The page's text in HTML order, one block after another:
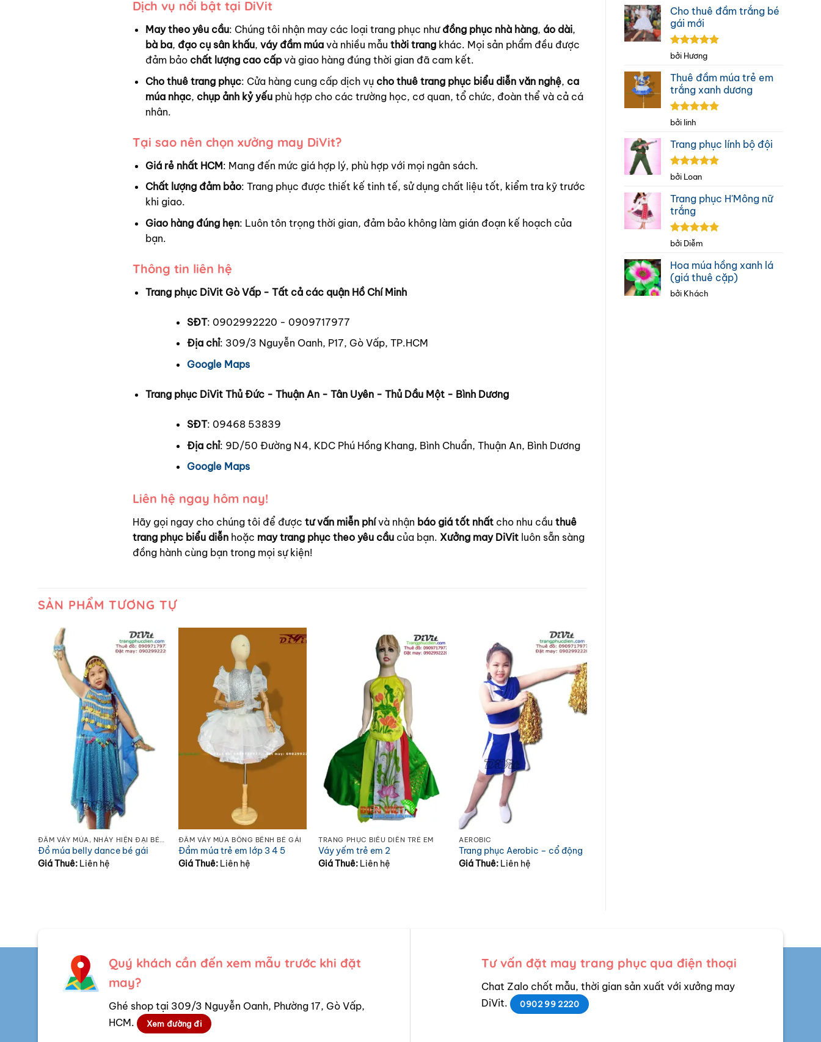
sao
Cho thuê đầm trắng bé
gái mới
Được xếp
5
sao
bởi Hương
Thuê đầm múa trẻ em
trắng xanh dương
Được xếp
sao
bởi linh
Trang phục lính bộ đội
Được xếp
sao
bởi Loan
Trang phục H'Mông nữ
trắng
Được xếp
sao
bởi Diễm
Hoa múa hồng xanh lá
(giá thuê cặp)
bởi Khách
Dịch vụ nổi bật tại DiVit
May theo yêu cầu: Chúng tôi nhận may các loại trang phục như đồng phục nhà hàng, áo dài,
bà ba, đạo cụ sân khấu, váy đầm múavà nhiều mẫu thời trangkhác. Mọi sản phẩm đều được
đảm bảo chất lượng cao cấpvà giao hàng đúng thời gian đã cam kết.
Cho thuê trang phục: Cửa hàng cung cấp dịch vụ cho thuê trang phục biểu diễn văn nghệ, ca
múa nhạc, chụp ảnh kỷ yếuphù hợp cho các trường học, cơ quan, tổ chức, đoàn thể và cả cá
nhân.
Tại sao nên chọn xưởng may DiVit?
Giá rẻ nhất HCM: Mang đến mức giá hợp lý, phù hợp với mọi ngân sách.
Chất lượng đảm bảo: Trang phục được thiết kế tinh tế, sử dụng chất liệu tốt, kiểm tra kỹ trước
khi giao.
Giao hàng đúng hẹn: Luôn tôn trọng thời gian, đảm bảo không làm gián đoạn kế hoạch của
bạn.
Thông tin liên hệ
Trang phục DiVit Gò Vấp - Tất cả các quận Hồ Chí Minh
SĐT: 0902992220 - 0909717977
Địa chỉ: 309/3 Nguyễn Oanh, P17, Gò Vấp, TP.HCM
Google Maps
Trang phục DiVit Thủ Đức - Thuận An - Tân Uyên - Thủ Dầu Một - Bình Dương
SĐT: 09468 53839
Địa chỉ: 9D/50 Đường N4, KDC Phú Hồng Khang, Bình Chuẩn, Thuận An, Bình Dương
Google Maps
Liên hệ ngay hôm nay!
Hãy gọi ngay cho chúng tôi để được tư vấn miễn phívà nhận báo giá tốt nhấtcho nhu cầu thuê
trang phục biểu diễnhoặc may trang phục theo yêu cầucủa bạn. Xưởng may DiVitluôn sẵn sàng
đồng hành cùng bạn trong mọi sự kiện!
SẢN PHẨM TƯƠNG TỰ
ĐẦM VÁY MÚA, NHẢY HIỆN ĐẠI BÉ TRAI - GÁI
Đồ múa belly dance bé gái
Giá Thuê: Liên hệ
ĐẦM VÁY MÚA BỒNG BỀNH BÉ GÁI
Đầm múa trẻ em lớp 3 4 5
Giá Thuê: Liên hệ
TRANG PHỤC BIỂU DIỄN TRẺ EM
Váy yếm trẻ em 2
Giá Thuê: Liên hệ
AEROBIC
Trang phục Aerobic – cổ động
Giá Thuê: Liên hệ
Quý khách cần đến xem mẫu trước khi đặt
may?
Ghé shop tại 309/3 Nguyễn Oanh, Phường 17, Gò Vấp,
HCM.
Xem đường đi
Tư vấn đặt may trang phục qua điện thoại
Chat Zalo chốt mẫu, thời gian sản xuất với xưởng may
DiVit.
0902 99 2220